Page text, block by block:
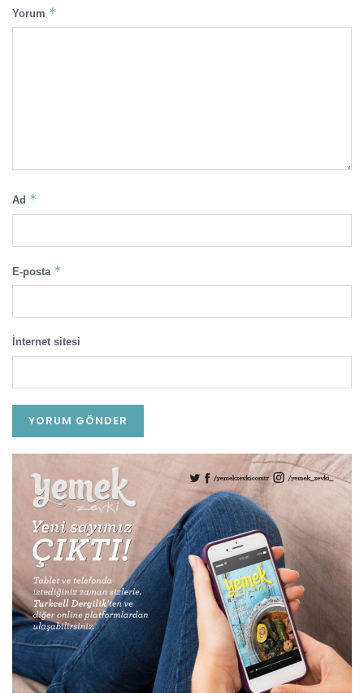
Yorum *
Ad *
E-posta *
İnternet sitesi